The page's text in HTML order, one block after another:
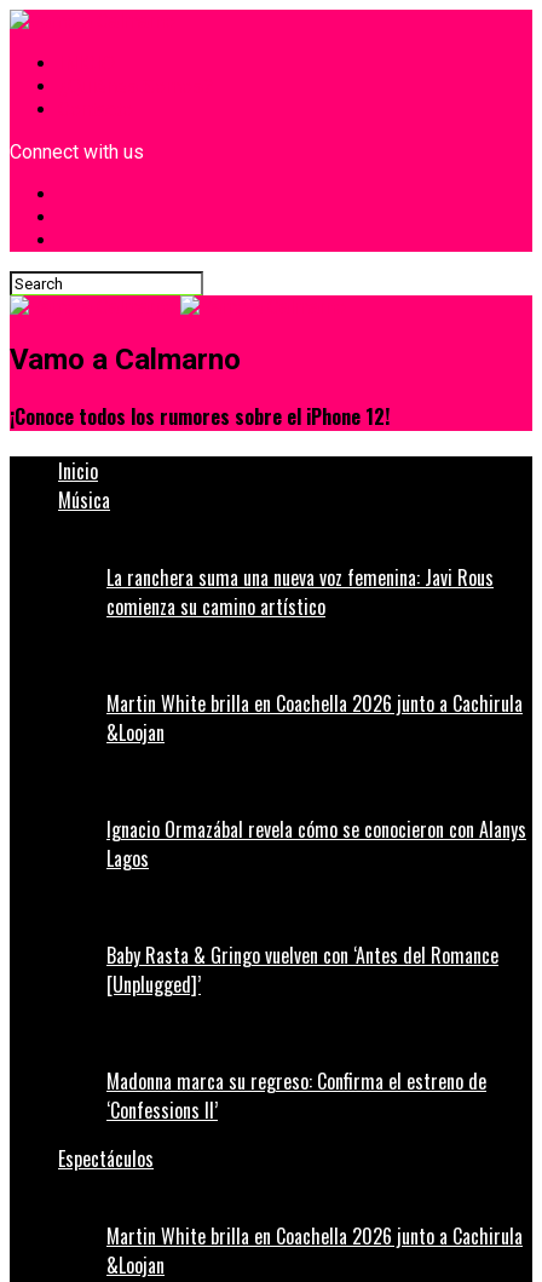
Connect with us
Vamo a Calmarno
¡Conoce todos los rumores sobre el iPhone 12!
Inicio
Música
La ranchera suma una nueva voz femenina: Javi Rous
comienza su camino artístico
Martin White brilla en Coachella 2026 junto a Cachirula
&Loojan
Ignacio Ormazábal revela cómo se conocieron con Alanys
Lagos
Baby Rasta & Gringo vuelven con ‘Antes del Romance
[Unplugged]’
Madonna marca su regreso: Confirma el estreno de
‘Confessions II’
Espectáculos
Martin White brilla en Coachella 2026 junto a Cachirula
&Loojan